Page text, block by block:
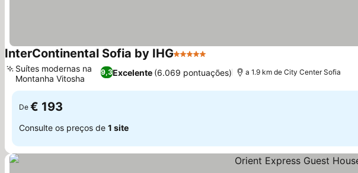
InterContinental Sofia by IHG5 Estrelas
9,3Excelente (6.069 pontuações)
Suítes modernas na
Montanha Vitosha
a 1.9 km de City Center Sofia
De € 193
Consulte os preços de 1 site